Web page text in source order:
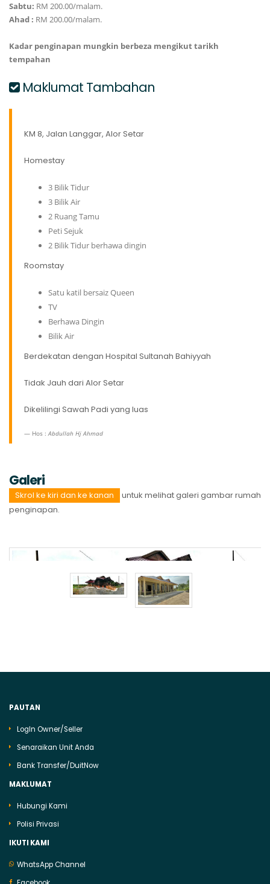
Sabtu: RM 200.00/malam.
Ahad : RM 200.00/malam.
Kadar penginapan mungkin berbeza mengikut tarikh
tempahan
Maklumat Tambahan
KM 8, Jalan Langgar, Alor Setar
Homestay
3 Bilik Tidur
3 Bilik Air
2 Ruang Tamu
Peti Sejuk
2 Bilik Tidur berhawa dingin
Roomstay
Satu katil bersaiz Queen
TV
Berhawa Dingin
Bilik Air
Berdekatan dengan Hospital Sultanah Bahiyyah
Tidak Jauh dari Alor Setar
Dikelilingi Sawah Padi yang luas
Hos :Abdullah Hj Ahmad
Galeri
Skrol ke kiri dan ke kanan
untuk melihat galeri gambar rumah
penginapan.
PAUTAN
LogIn Owner/Seller
Senaraikan Unit Anda
Bank Transfer/DuitNow
MAKLUMAT
Hubungi Kami
Polisi Privasi
IKUTI KAMI
WhatsApp Channel